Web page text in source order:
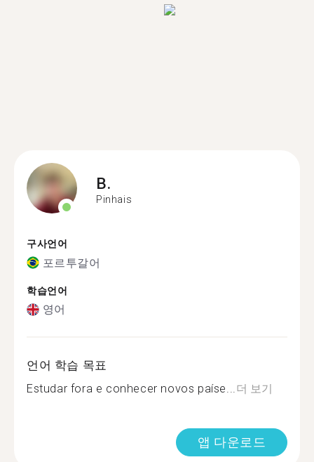
B.
Pinhais
구사언어
포르투갈어
학습언어
영어
언어 학습 목표
Estudar fora e conhecer novos paíse...더 보기
앱 다운로드